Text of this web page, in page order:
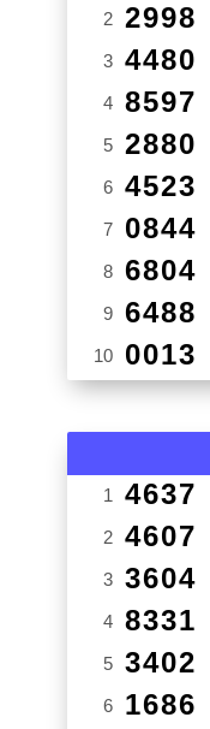
2 2998
3 4480
4 8597
5 2880
6 4523
7 0844
8 6804
9 6488
10 0013
1 4637
2 4607
3 3604
4 8331
5 3402
6 1686